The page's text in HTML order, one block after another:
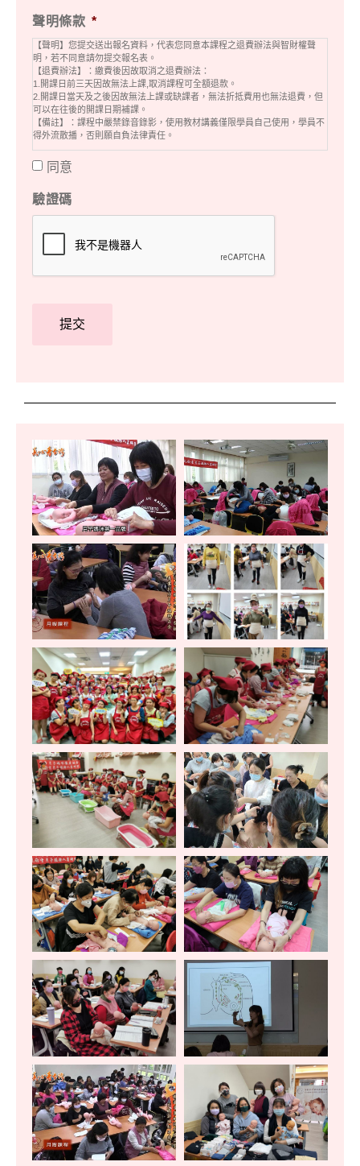
聲明條款 *
【聲明】您提交送出報名資料，代表您同意本課程之退費辦法與智財權聲
明，若不同意請勿提交報名表。
【退費辦法】：繳費後因故取消之退費辦法：
1.開課日前三天因故無法上課,取消課程可全額退款。
2.開課日當天及之後因故無法上課或缺課者，無法折抵費用也無法退費，但
可以在往後的開課日期補課。
【備註】：課程中嚴禁錄音錄影，使用教材講義僅限學員自己使用，學員不
得外流散播，否則願自負法律責任。
同意
驗證碼